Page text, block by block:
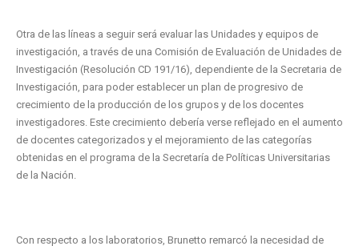
Otra de las líneas a seguir será evaluar las Unidades y equipos de
investigación, a través de una Comisión de Evaluación de Unidades de
Investigación (Resolución CD 191/16), dependiente de la Secretaria de
Investigación, para poder establecer un plan de progresivo de
crecimiento de la producción de los grupos y de los docentes
investigadores. Este crecimiento debería verse reflejado en el aumento
de docentes categorizados y el mejoramiento de las categorías
obtenidas en el programa de la Secretaría de Políticas Universitarias
de la Nación.
Con respecto a los laboratorios, Brunetto remarcó la necesidad de